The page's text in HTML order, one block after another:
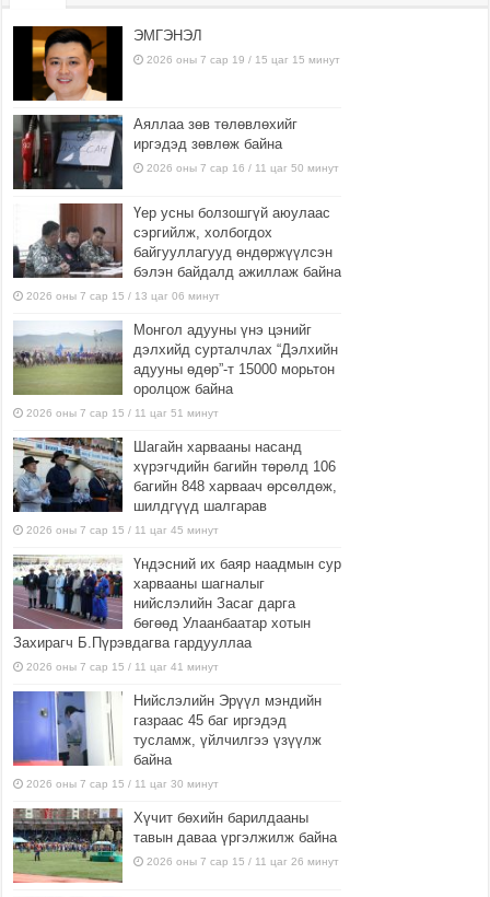
ЭМГЭНЭЛ
2026 оны 7 сар 19 / 15 цаг 15 минут
Аяллаа зөв төлөвлөхийг
иргэдэд зөвлөж байна
2026 оны 7 сар 16 / 11 цаг 50 минут
Үер усны болзошгүй аюулаас
сэргийлж, холбогдох
байгууллагууд өндөржүүлсэн
бэлэн байдалд ажиллаж байна
2026 оны 7 сар 15 / 13 цаг 06 минут
Монгол адууны үнэ цэнийг
дэлхийд сурталчлах “Дэлхийн
адууны өдөр”-т 15000 морьтон
оролцож байна
2026 оны 7 сар 15 / 11 цаг 51 минут
Шагайн харвааны насанд
хүрэгчдийн багийн төрөлд 106
багийн 848 харваач өрсөлдөж,
шилдгүүд шалгарав
2026 оны 7 сар 15 / 11 цаг 45 минут
Үндэсний их баяр наадмын сур
харвааны шагналыг
нийслэлийн Засаг дарга
бөгөөд Улаанбаатар хотын
Захирагч Б.Пүрэвдагва гардууллаа
2026 оны 7 сар 15 / 11 цаг 41 минут
Нийслэлийн Эрүүл мэндийн
газраас 45 баг иргэдэд
тусламж, үйлчилгээ үзүүлж
байна
2026 оны 7 сар 15 / 11 цаг 30 минут
Хүчит бөхийн барилдааны
тавын даваа үргэлжилж байна
2026 оны 7 сар 15 / 11 цаг 26 минут